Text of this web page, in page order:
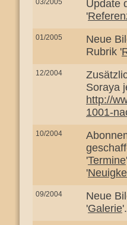
03/2005
Update
'
01/2005
Neue
Rubrik '
12/2004
Soraya
http://
1001-
10/2004
'Termine
'
09/2004
Neue
'Galerie'.